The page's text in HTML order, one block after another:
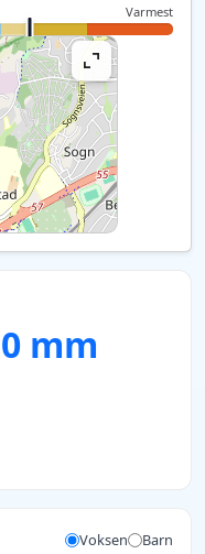
Varmest
0 mm
Voksen Barn